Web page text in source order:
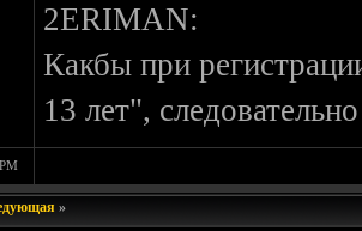
2ERIMAN:
Какбы при
13 лет",
»